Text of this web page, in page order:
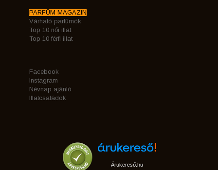
PARFÜM MAGAZIN
Várható parfümök
Top 10 női illat
Top 10 férfi illat
Facebook
Instagram
Névnap ajánló
Illatcsaládok
Árukereső.hu